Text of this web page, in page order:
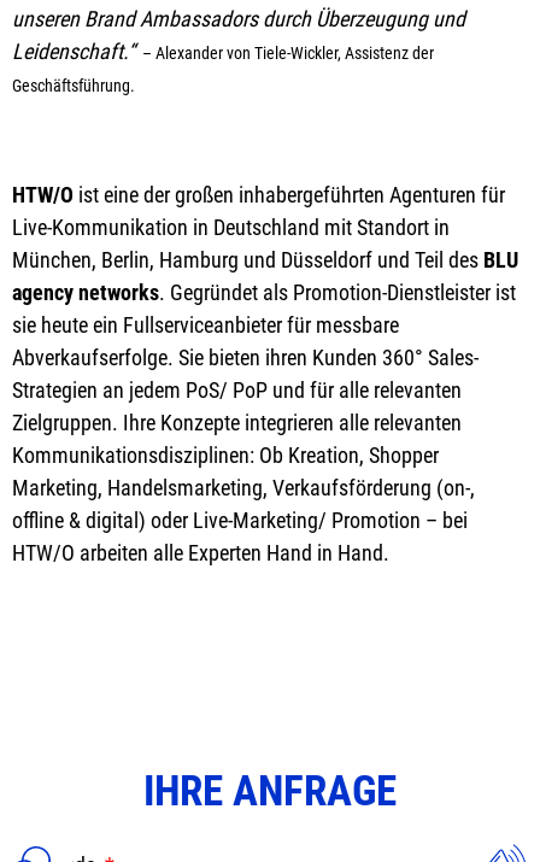
unseren Brand Ambassadors durch Überzeugung und
Leidenschaft.“– Alexander von Tiele-Wickler, Assistenz der
Geschäftsführung.
HTW/O ist eine der großen inhabergeführten Agenturen für
Live-Kommunikation in Deutschland mit Standort in
München, Berlin, Hamburg und Düsseldorf und Teil des BLU
agency networks. Gegründet als Promotion-Dienstleister ist
sie heute ein Fullserviceanbieter für messbare
Abverkaufserfolge. Sie bieten ihren Kunden 360° Sales-
Strategien an jedem PoS/ PoP und für alle relevanten
Zielgruppen. Ihre Konzepte integrieren alle relevanten
Kommunikationsdisziplinen: Ob Kreation, Shopper
Marketing, Handelsmarketing, Verkaufsförderung (on-,
offline & digital) oder Live-Marketing/ Promotion – bei
HTW/O arbeiten alle Experten Hand in Hand.
IHRE ANFRAGE